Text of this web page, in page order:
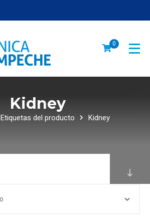
0
Kidney
Etiquetas del producto Kidney